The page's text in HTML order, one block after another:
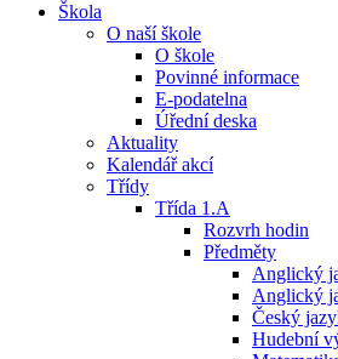
Škola
O naší škole
O škole
Povinné informace
E-podatelna
Úřední deska
Aktuality
Kalendář akcí
Třídy
Třída 1.A
Rozvrh hodin
Předměty
Anglický
Anglický
Český
Hudební